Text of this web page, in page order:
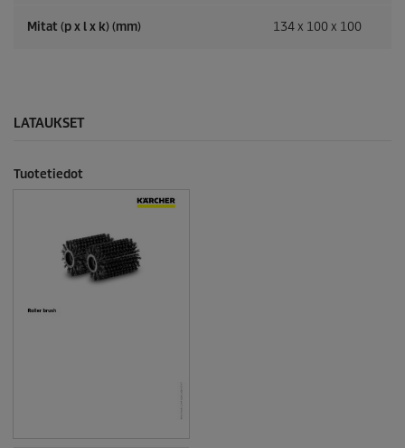
Mitat (p x l x k) (mm) 134 x 100 x 100
LATAUKSET
Tuotetiedot